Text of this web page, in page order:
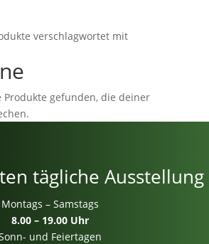
verschlagwortet mit
Produkte gefunden, die deiner
tägliche Ausstellung
Montags – Samstags
8.00 – 19.00 Uhr
und Feiertagen